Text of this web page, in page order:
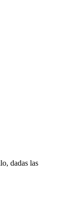
dadas las